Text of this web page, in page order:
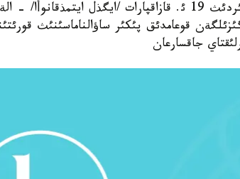
استانا. ءساؤئردئث 19 ئ. قازاقپارات /ايگذل
قوعامدئق پئكئر ساؤالناماسئنئث
جاقسارعان